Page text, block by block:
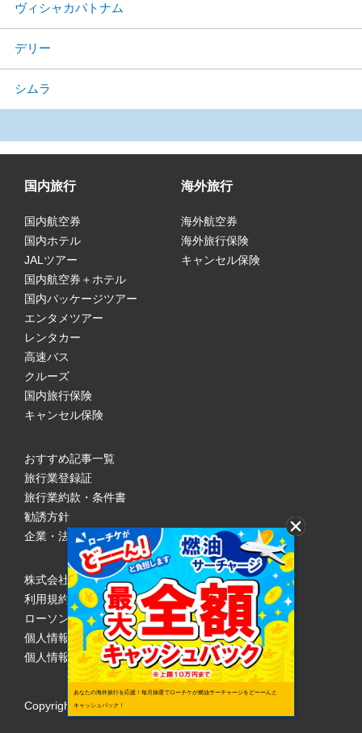
ヴィシャカパトナム
デリー
シムラ
国内旅行
国内航空券
国内ホテル
JALツアー
国内航空券＋ホテル
国内パッケージツアー
エンタメツアー
レンタカー
高速バス
クルーズ
国内旅行保険
キャンセル保険
海外旅行
海外航空券
海外旅行保険
キャンセル保険
おすすめ記事一覧
旅行業登録証
旅行業約款・条件書
勧誘方針
企業・法人のみなさまへ
株式会社ローソンエンタテインメント
利用規約
ローソンWEB会員規約
個人情報の取り扱いについて
個人情報保護方針
Copyright © 1998 Lawson Entertainment, Inc.
あなたの海外旅行を応援！毎月抽選でローチケが燃油サーチャージをどーーんと
キャッシュバック！